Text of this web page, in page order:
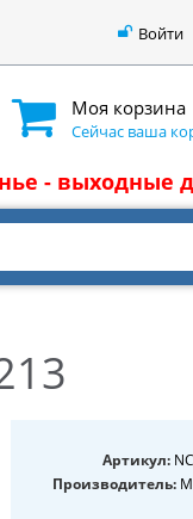
Войти
Моя корзина
Сейчас ваша
- выходные
Артикул:
Производитель: